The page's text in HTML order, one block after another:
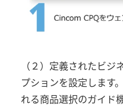
（２）定義されたビ
プションを設定します
れる商品選択のガイド